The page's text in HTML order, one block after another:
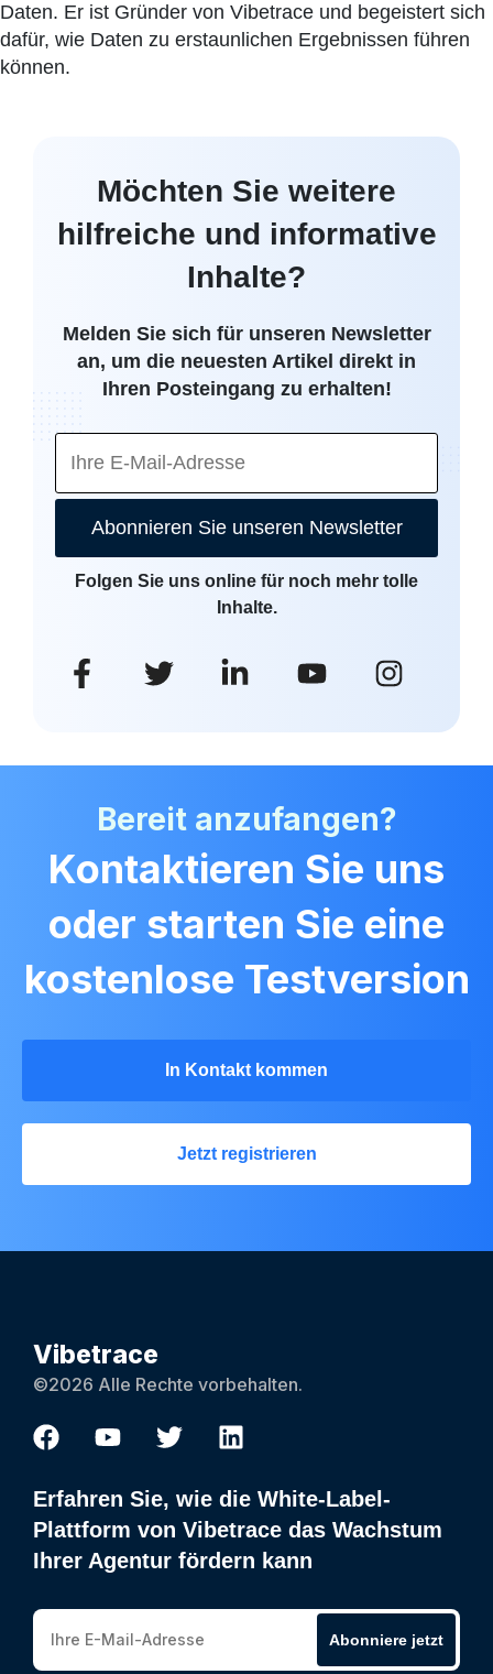
Daten. Er ist Gründer von Vibetrace und begeistert sich
dafür, wie Daten zu erstaunlichen Ergebnissen führen
können.
Möchten Sie weitere
hilfreiche und informative
Inhalte?
Melden Sie sich für unseren Newsletter
an, um die neuesten Artikel direkt in
Ihren Posteingang zu erhalten!
Abonnieren Sie unseren Newsletter
Folgen Sie uns online für noch mehr tolle
Inhalte.
Bereit anzufangen?
Kontaktieren Sie uns
oder starten Sie eine
kostenlose Testversion
In Kontakt kommen
Jetzt registrieren
Vibetrace
©2026 Alle Rechte vorbehalten.
Erfahren Sie, wie die White-Label-
Plattform von Vibetrace das Wachstum
Ihrer Agentur fördern kann
Abonniere jetzt